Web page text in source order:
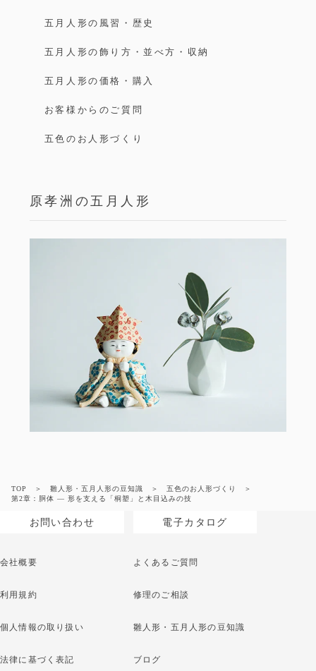
五月人形の風習・歴史
五月人形の飾り方・並べ方・収納
五月人形の価格・購入
お客様からのご質問
五色のお人形づくり
原孝洲の五月人形
TOP 雛人形・五月人形の豆知識
五色のお人形づくり
第2章：胴体 ― 形を支える「桐塑」と木目込みの技
お問い合わせ 電子カタログ
会社概要
利用規約
個人情報の取り扱い
法律に基づく表記
よくあるご質問
修理のご相談
雛人形・五月人形の豆知識
ブログ